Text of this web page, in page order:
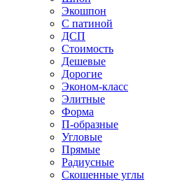
Экошпон
С патиной
ДСП
Стоимость
Дешевые
Дорогие
Эконом-класс
Элитные
Форма
П-образные
Угловые
Прямые
Радиусные
Скошенные углы